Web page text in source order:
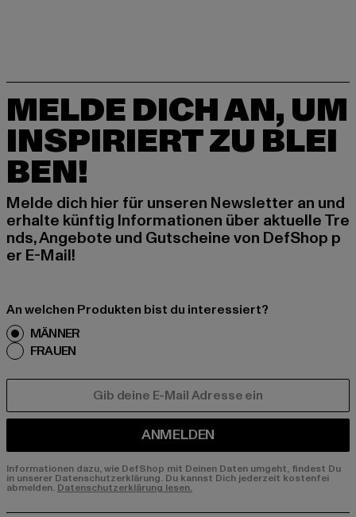
MELDE DICH AN, UM
INSPIRIERT ZU BLEI
BEN!
Melde dich hier für unseren Newsletter an und
erhalte künftig Informationen über aktuelle Tre
nds, Angebote und Gutscheine von DefShop p
er E-Mail!
An welchen Produkten bist du interessiert?
MÄNNER
FRAUEN
ANMELDEN
Informationen dazu, wie DefShop mit Deinen Daten umgeht, findest Du
in unserer Datenschutzerklärung. Du kannst Dich jederzeit kostenfei
abmelden. Datenschutzerklärung lesen.